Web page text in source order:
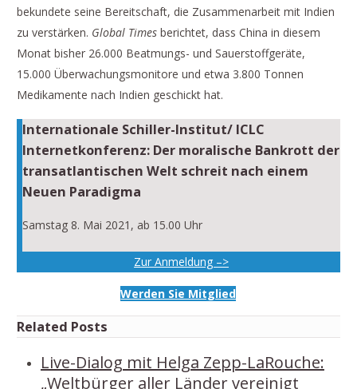
bekundete seine Bereitschaft, die Zusammenarbeit mit Indien
zu verstärken. Global Timesberichtet, dass China in diesem
Monat bisher 26.000 Beatmungs- und Sauerstoffgeräte,
15.000 Überwachungsmonitore und etwa 3.800 Tonnen
Medikamente nach Indien geschickt hat.
Internationale Schiller-Institut/ ICLC
Internetkonferenz: Der moralische Bankrott der
transatlantischen Welt schreit nach einem
Neuen Paradigma
Samstag 8. Mai 2021, ab 15.00 Uhr
Zur Anmeldung –>
Werden Sie Mitglied
Related Posts
Live-Dialog mit Helga Zepp-LaRouche:
„Weltbürger aller Länder vereinigt